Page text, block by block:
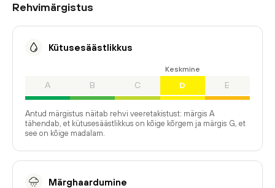
Rehvimärgistus
Kütusesäästlikkus
A B C
Keskmine
D E
Antud märgistus näitab rehvi veeretakistust: märgis A
tähendab, et kütusesäästlikkus on kõige kõrgem ja märgis G, et
see on kõige madalam.
Märghaardumine